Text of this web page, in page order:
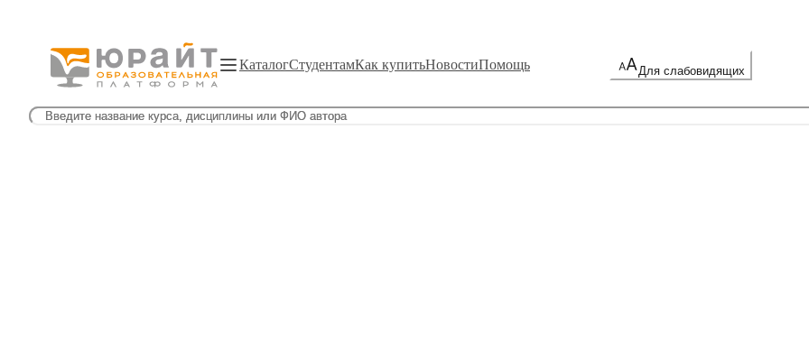
КаталогСтудентамКак купитьНовостиПомощь Для слабовидящих